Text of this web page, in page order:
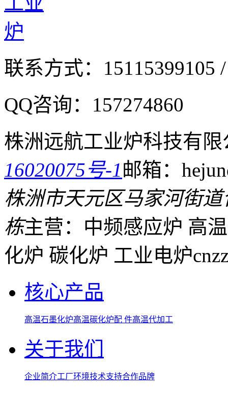
联系方式： 15115399105
QQ咨询： 157274860
株洲远航工业炉科技有限
16020075号-1邮箱：
株洲市天元区马家河街
栋主营：中频感应炉 高
化炉 碳化炉 工业电炉
核心产品
高温石墨化炉高温碳化炉配 件高温代加工
关于我们
企业简介工厂环境技术支持合作品牌